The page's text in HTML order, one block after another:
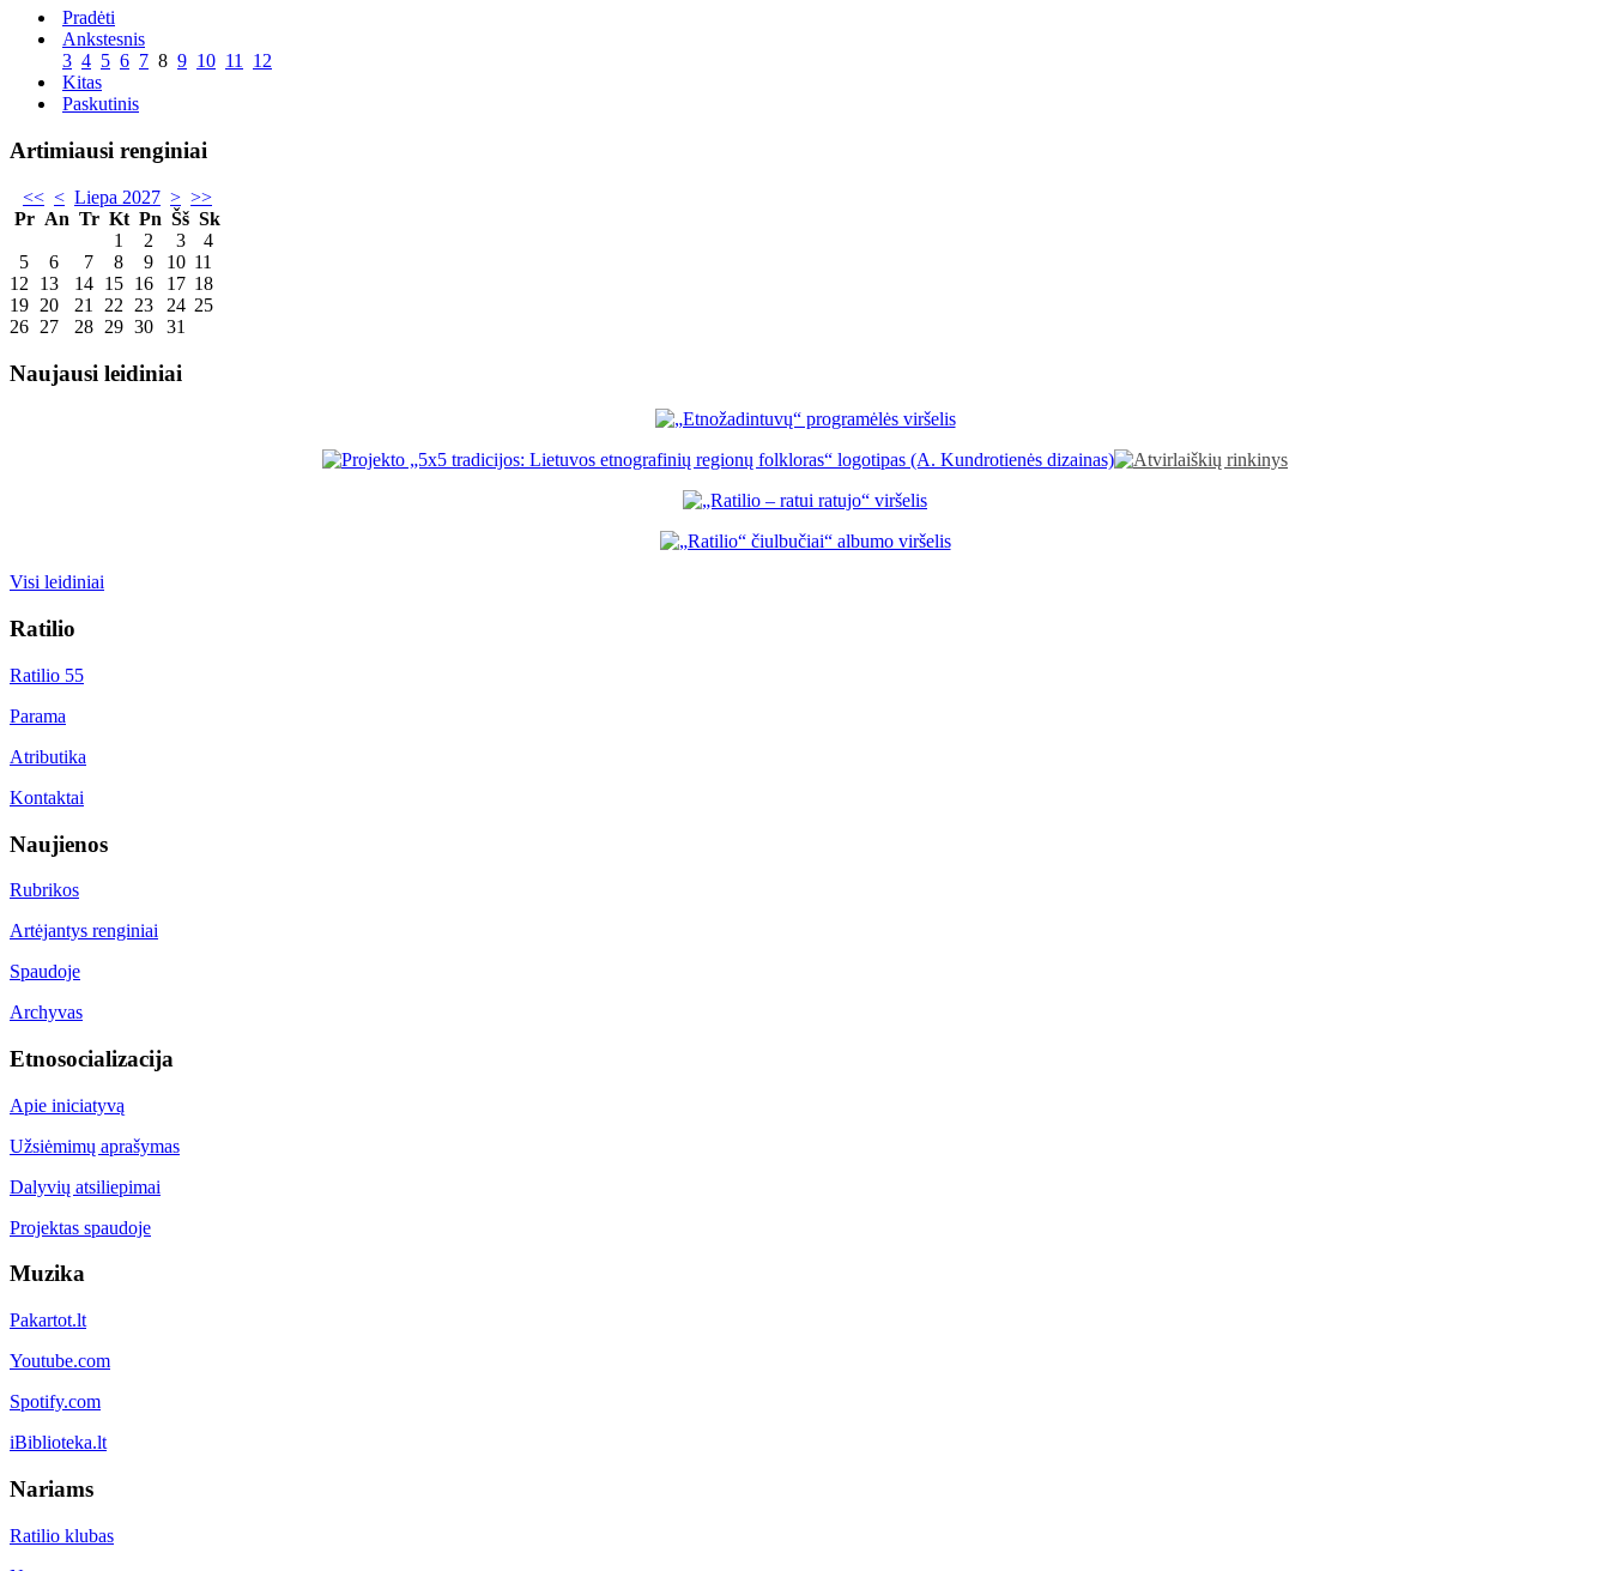
Pradėti
Ankstesnis
3 4 5 6 7 8 9 10 11 12
Kitas
Paskutinis
Artimiausi renginiai
<< < Liepa 2027 > >>
Pr An Tr Kt Pn Šš Sk
1
2 3
4
5
6 7 8 9 10 11
12
13 14 15 16 17 18
19 20 21 22 23 24 25
26 27 28 29 30 31
Naujausi leidiniai
Visi leidiniai
Ratilio
Ratilio 55
Parama
Atributika
Kontaktai
Naujienos
Rubrikos
Artėjantys renginiai
Spaudoje
Archyvas
Etnosocializacija
Apie iniciatyvą
Užsiėmimų aprašymas
Dalyvių atsiliepimai
Projektas spaudoje
Muzika
Pakartot.lt
Youtube.com
Spotify.com
iBiblioteka.lt
Nariams
Ratilio klubas